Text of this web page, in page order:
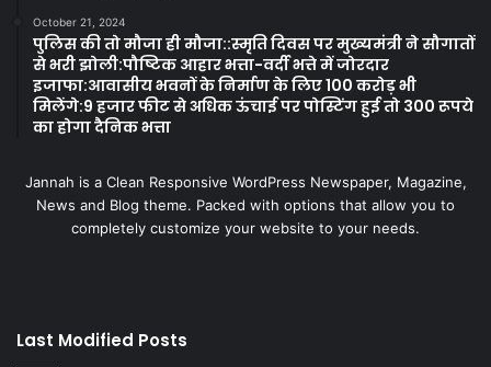
October 21, 2024
पुलिस की तो मौजा ही मौजा::स्मृति दिवस पर मुख्यमंत्री ने सौगातों
से भरी झोली:पौष्टिक आहार भत्ता-वर्दी भत्ते में जोरदार
इजाफा:आवासीय भवनों के निर्माण के लिए 100 करोड़ भी
मिलेंगे:9 हजार फीट से अधिक ऊंचाई पर पोस्टिंग हुई तो 300 रूपये
का होगा दैनिक भत्ता
Jannah is a Clean Responsive WordPress Newspaper, Magazine,
News and Blog theme. Packed with options that allow you to
completely customize your website to your needs.
Last Modified Posts